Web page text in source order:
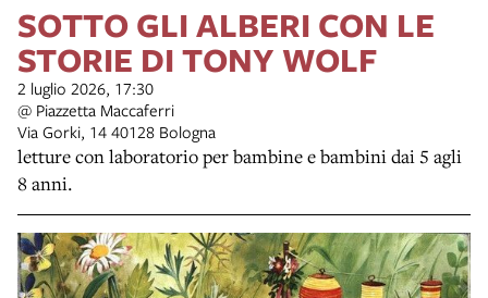
SOTTO GLI ALBERI CON LE
STORIE DI TONY WOLF
2 luglio 2026, 17:30
@ Piazzetta Maccaferri
Via Gorki, 14 40128 Bologna
letture con laboratorio per bambine e bambini dai 5 agli
8 anni.